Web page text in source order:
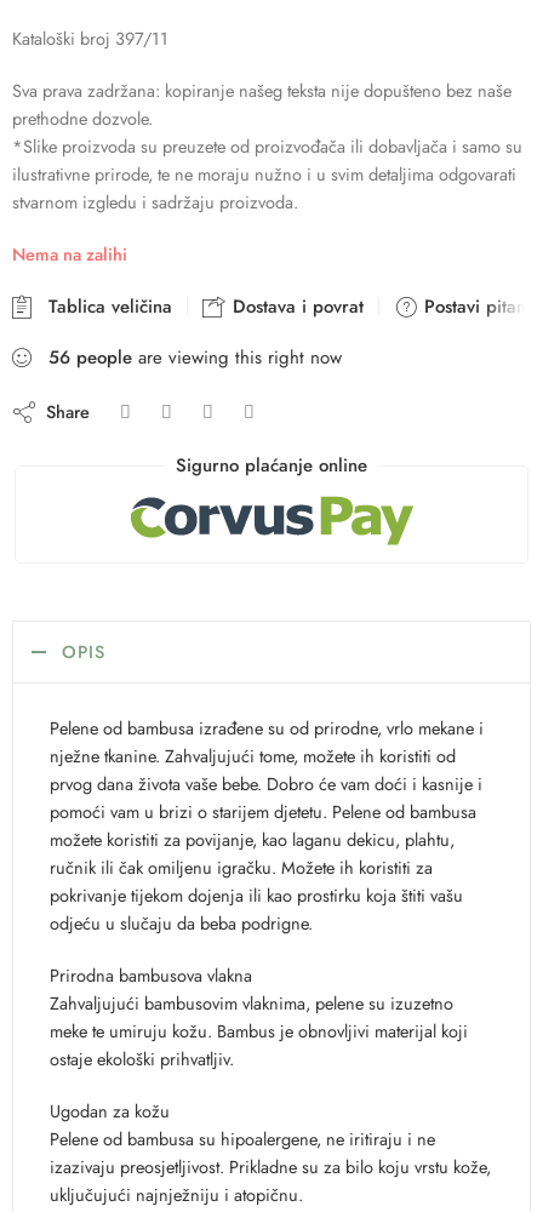
Kataloški broj 397/11
Sva prava zadržana: kopiranje našeg teksta nije dopušteno bez naše
prethodne dozvole.
*Slike proizvoda su preuzete od proizvođača ili dobavljača i samo su
ilustrativne prirode, te ne moraju nužno i u svim detaljima odgovarati
stvarnom izgledu i sadržaju proizvoda.
Nema na zalihi
Tablica veličina Dostava i povrat
Postavi pitanje
56 people are viewing this right now
Share
Sigurno plaćanje online
OPIS
Pelene od bambusa izrađene su od prirodne, vrlo mekane i
nježne tkanine. Zahvaljujući tome, možete ih koristiti od
prvog dana života vaše bebe. Dobro će vam doći i kasnije i
pomoći vam u brizi o starijem djetetu. Pelene od bambusa
možete koristiti za povijanje, kao laganu dekicu, plahtu,
ručnik ili čak omiljenu igračku. Možete ih koristiti za
pokrivanje tijekom dojenja ili kao prostirku koja štiti vašu
odjeću u slučaju da beba podrigne.
Prirodna bambusova vlakna
Zahvaljujući bambusovim vlaknima, pelene su izuzetno
meke te umiruju kožu. Bambus je obnovljivi materijal koji
ostaje ekološki prihvatljiv.
Ugodan za kožu
Pelene od bambusa su hipoalergene, ne iritiraju i ne
izazivaju preosjetljivost. Prikladne su za bilo koju vrstu kože,
uključujući najnježniju i atopičnu.